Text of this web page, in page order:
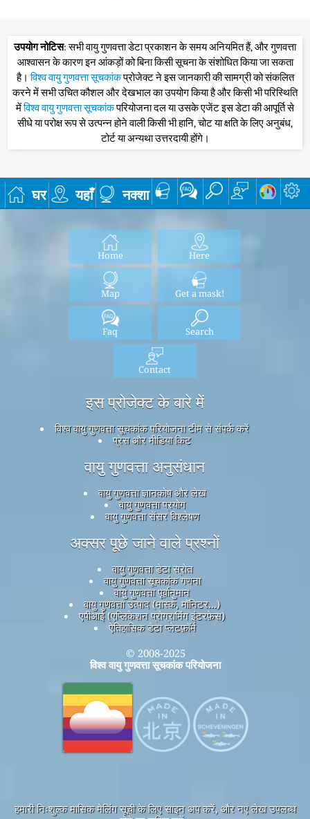
उपयोग नोटिस: सभी वायु गुणवत्ता डेटा प्रकाशन के समय अनियमित हैं, और गुणवत्ता
आश्वासन के कारण इन आंकड़ों को बिना किसी सूचना के संशोधित किया जा सकता
है।विश्व वायु गुणवत्ता सूचकांकप्रोजेक्ट ने इस जानकारी की सामग्री को संकलित
करने में सभी उचित कौशल और देखभाल का उपयोग किया है और किसी भी परिस्थिति
मेंविश्व वायु गुणवत्ता सूचकांकपरियोजना दल या उसके एजेंट इस डेटा की आपूर्ति से
सीधे या परोक्ष रूप से उत्पन्न होने वाली किसी भी हानि, चोट या क्षति के लिए अनुबंध,
टोर्ट या अन्यथा उत्तरदायी होंगे।
घर यहाँ नक्शा
Home Here
Map Get a mask!
Faq Search
Contact
इस प्रोजेक्ट के बारे में
विश्व वायु गुणवत्ता सूचकांक परियोजना टीम से संपर्क करें
प्रेस और मीडिया किट
वायु गुणवत्ता अनुसंधान
वायु गुणवत्ता ज्ञानकोष और लेख
वायु गुणवत्ता प्रयोग
वायु गुणवत्ता सेंसर विश्लेषण
अक्सर पूछे जाने वाले प्रश्नों
वायु गुणवत्ता डेटा स्रोत
वायु गुणवत्ता सूचकांक गणना
वायु गुणवत्ता पूर्वानुमान
वायु गुणवत्ता उत्पाद (मास्क, मॉनिटर...)
एपीआई (एप्लिकेशन प्रोग्रामिंग इंटरफ़ेस)
ऐतिहासिक डेटा प्लेटफ़ॉर्म
© 2008-2025
विश्व वायु गुणवत्ता सूचकांक परियोजना
हमारी निःशुल्क मासिक मेलिंग सूची के लिए साइन अप करें, और नए लेख उपलब्ध